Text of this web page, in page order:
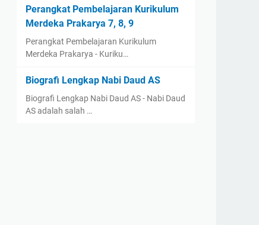
Perangkat Pembelajaran Kurikulum
Merdeka Prakarya 7, 8, 9
Perangkat Pembelajaran Kurikulum
Merdeka Prakarya - Kuriku…
Biografi Lengkap Nabi Daud AS
Biografi Lengkap Nabi Daud AS - Nabi Daud
AS adalah salah …